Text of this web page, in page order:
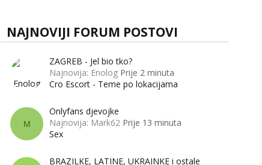
NAJNOVIJI FORUM POSTOVI
ZAGREB - Jel bio tko?
Najnovija: Enolog Prije 2 minuta
Cro Escort - Teme po lokacijama
M
Onlyfans djevojke
Najnovija: Mark62 Prije 13 minuta
Sex
BRAZILKE, LATINE, UKRAINKE i ostale